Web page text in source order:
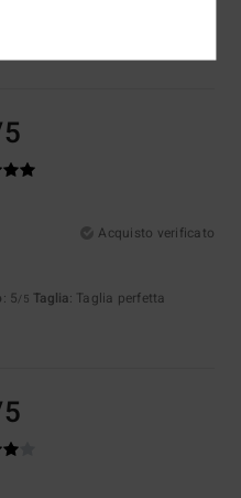
Acquisto verificato
: 5/5 Taglia: Taglia perfetta